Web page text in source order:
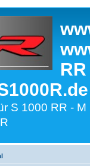
S 1000 RR -